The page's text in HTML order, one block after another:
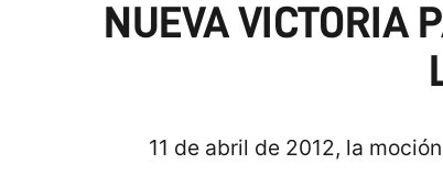
NUEVA VICTORIA
11 de abril de 2012, la